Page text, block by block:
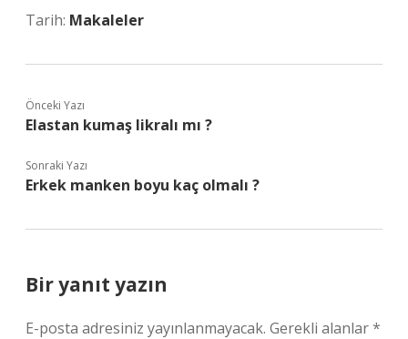
Tarih: Makaleler
Önceki Yazı
Elastan kumaş likralı mı ?
Sonraki Yazı
Erkek manken boyu kaç olmalı ?
Bir yanıt yazın
E-posta adresiniz yayınlanmayacak. Gerekli alanlar*